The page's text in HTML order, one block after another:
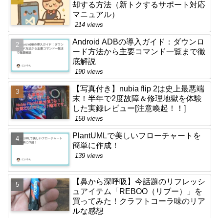
却する方法（新トクするサポート対応
マニュアル）
214 views
Android ADBの導入ガイド：ダウンロ
ード方法から主要コマンド一覧まで徹
底解説
190 views
【写真付き】nubia flip 2は史上最悪端
末！半年で2度故障＆修理地獄を体験
した実録レビュー[注意喚起！！]
158 views
PlantUMLで美しいフローチャートを
簡単に作成！
139 views
【鼻から深呼吸】今話題のリフレッシ
ュアイテム「REBOO（リブー）」を
買ってみた！クラフトコーラ味のリア
ルな感想